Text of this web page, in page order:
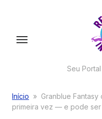
Seu
Início » Granblue
primeira vez — e pode ser